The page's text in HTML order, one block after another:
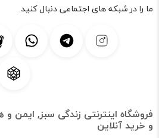
ما را در شبکه های اجتماعی دنبال کنید.
فروشگاه اینترنتی زندگی سبز, ایمن
و خرید آنلاین